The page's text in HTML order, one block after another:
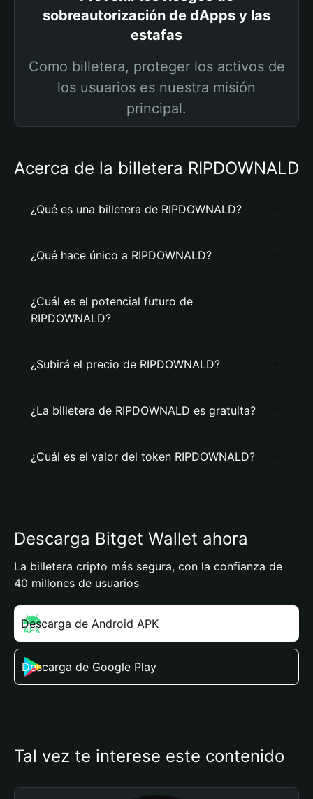
sobreautorización de dApps y las
estafas
Como billetera, proteger los activos de
los usuarios es nuestra misión
principal.
Acerca de la billetera RIPDOWNALD
¿Qué es una billetera de RIPDOWNALD?
¿Qué hace único a RIPDOWNALD?
¿Cuál es el potencial futuro de
RIPDOWNALD?
¿Subirá el precio de RIPDOWNALD?
¿La billetera de RIPDOWNALD es gratuita?
¿Cuál es el valor del token RIPDOWNALD?
Descarga Bitget Wallet ahora
La billetera cripto más segura, con la confianza de
40 millones de usuarios
Descarga de Android APK
Descarga de Google Play
Tal vez te interese este contenido